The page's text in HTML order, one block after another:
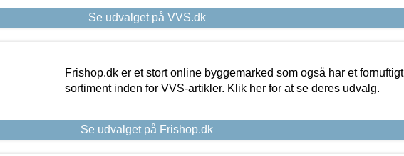
Se udvalget på VVS.dk
Frishop.dk er et stort online byggemarked som også har et fornuftigt
sortiment inden for VVS-artikler. Klik her for at se deres udvalg.
Se udvalget på Frishop.dk